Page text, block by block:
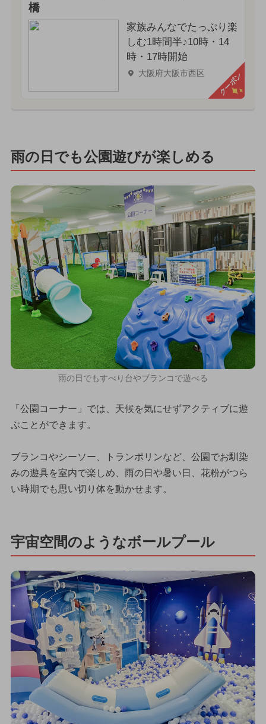
橋
家族みんなでたっぷり楽
しむ1時間半♪10時・14
時・17時開始
大阪府大阪市西区 クーポン
雨の日でも公園遊びが楽しめる
雨の日でもすべり台やブランコで遊べる
「公園コーナー」では、天候を気にせずアクティブに遊
ぶことができます。
ブランコやシーソー、トランポリンなど、公園でお馴染
みの遊具を室内で楽しめ、雨の日や暑い日、花粉がつら
い時期でも思い切り体を動かせます。
宇宙空間のようなボールプール